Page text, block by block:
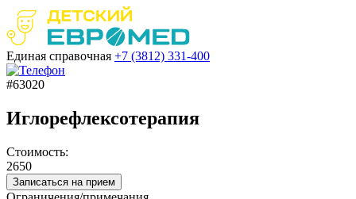
Единая справочная +7 (3812) 331-400
#63020
Иглорефлексотерапия
Стоимость:
2650
Записаться на прием